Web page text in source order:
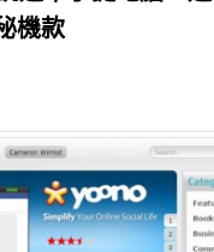
機款